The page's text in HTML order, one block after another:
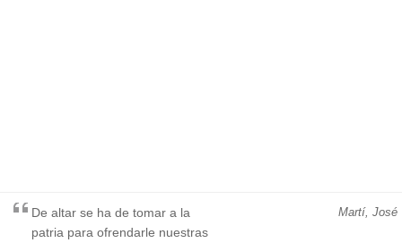
Martí, José
De altar se ha de tomar a la
patria para ofrendarle nuestras